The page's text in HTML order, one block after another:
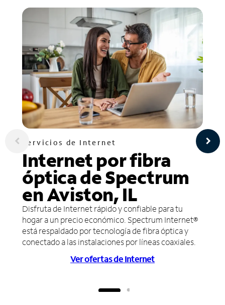
Servicios de Internet
Internet por fibra
óptica de Spectrum
en Aviston, IL
Disfruta de Internet rápido y confiable para tu
hogar a un precio económico. Spectrum Internet®
está respaldado por tecnología de fibra óptica y
conectado a las instalaciones por líneas coaxiales.
Ver ofertas de Internet